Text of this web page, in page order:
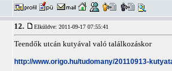
12. Elküldve: 2011-09-17 07:55:41
Teendők utcán kutyával való találkozáskor
http://www.origo.hu/tudomany/20110913-